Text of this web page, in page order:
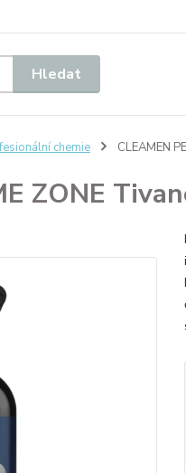
Hledat
chemie CLEAMEN
ZONE